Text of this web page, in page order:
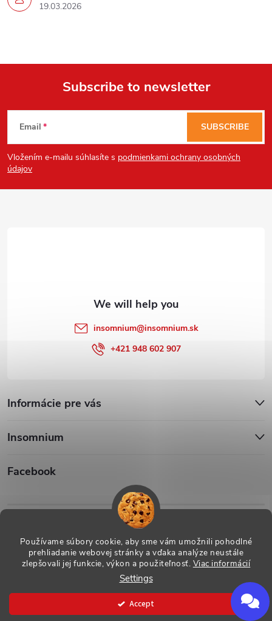
Používame súbory cookie, aby sme vám umožnili pohodlné
prehliadanie webovej stránky a vďaka analýze neustále
zlepšovali jej funkcie, výkon a použiteľnosť. Viac informácií
Settings
Accept
19.03.2026
F
o
o
Subscribe to newsletter
Email
Vložením e-mailu súhlasíte s podmienkami ochrany osobných
údajov
SUBSCRIBE
Informácie pre vás
Insomnium
Facebook
insomnium@insomnium.sk
+421 948 602 907
Created by Shoptet
ESHOP - Insomnium, s.r.o.
Powered by chaterimo